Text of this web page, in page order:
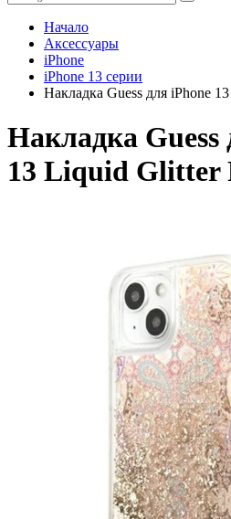
Начало
Аксессуары
iPhone
iPhone 13 серии
Накладка Guess для iPhone
Накладка Guess
13 Liquid Glitter